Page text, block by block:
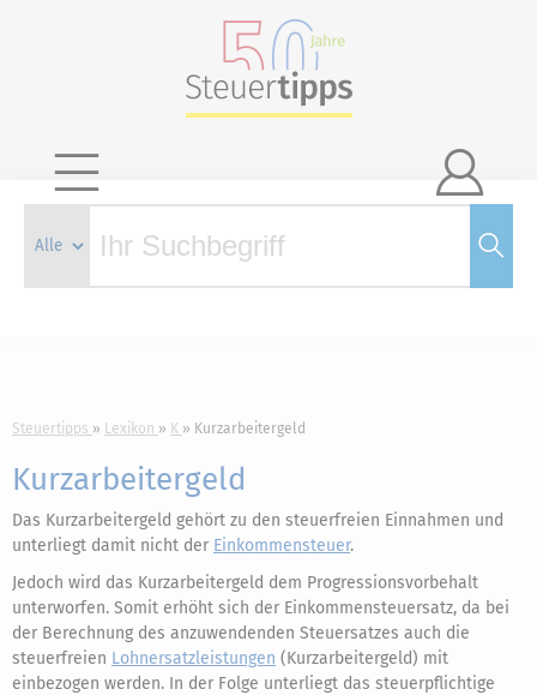

Steuertipps Lexikon K Kurzarbeitergeld
Kurzarbeitergeld
Das Kurzarbeitergeld gehört zu den steuerfreien Einnahmen und
unterliegt damit nicht der Einkommensteuer.
Jedoch wird das Kurzarbeitergeld dem Progressionsvorbehalt
unterworfen. Somit erhöht sich der Einkommensteuersatz, da bei
der Berechnung des anzuwendenden Steuersatzes auch die
steuerfreien Lohnersatzleistungen (Kurzarbeitergeld) mit
einbezogen werden. In der Folge unterliegt das steuerpflichtige